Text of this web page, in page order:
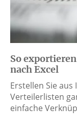
So
nach Excel
Erstellen Sie
Verteilerlisten
einfache